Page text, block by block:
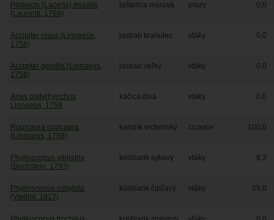
Podarcis (Lacerta) muralis
(Laurenti, 1768)
jašterica múrová plazy 0,0
Accipiter nisus (Linnaeus,
1758)
jastrab krahulec vtáky 0,0
Accipiter gentilis (Linnaeus,
1758)
jastrab veľký vtáky 0,0
Anas platyrhynchos
Linnaeus, 1758
kačica divá vtáky 0,0
Rupicapra rupicapra
(Linnaeus, 1758)
kamzík vrchovský cicavce 100,0
Phylloscopus sibilatrix
(Bechstein, 1793)
kolibiarik sykavý vtáky 8,3
Phylloscopus collybita
(Vieillot, 1817)
kolibiarik čipčavý vtáky 25,0